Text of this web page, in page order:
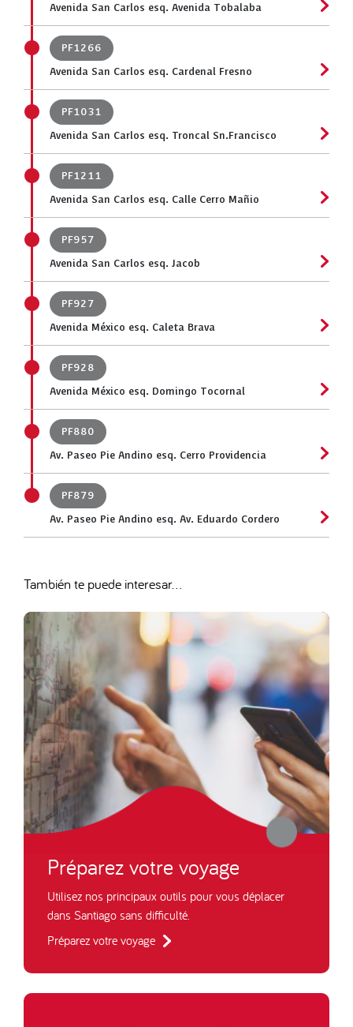
Avenida San Carlos esq. Avenida Tobalaba
PF1266
Avenida San Carlos esq. Cardenal Fresno
PF1031
Avenida San Carlos esq. Troncal Sn.Francisco
PF1211
Avenida San Carlos esq. Calle Cerro Mañio
PF957
Avenida San Carlos esq. Jacob
PF927
Avenida México esq. Caleta Brava
PF928
Avenida México esq. Domingo Tocornal
PF880
Av. Paseo Pie Andino esq. Cerro Providencia
PF879
Av. Paseo Pie Andino esq. Av. Eduardo Cordero
También te puede interesar...
Préparez votre voyage
Utilisez nos principaux outils pour vous déplacer
dans Santiago sans difficulté.
Préparez votre voyage